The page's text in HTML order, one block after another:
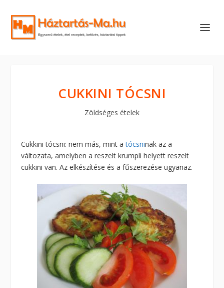
CUKKINI TÓCSNI
Zöldséges ételek
Cukkini tócsni: nem más, mint atócsninak az a
változata, amelyben a reszelt krumpli helyett reszelt
cukkini van. Az elkészítése és a fűszerezése ugyanaz.